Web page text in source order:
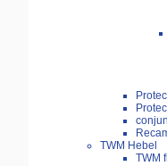
TWM Hebel
TWM